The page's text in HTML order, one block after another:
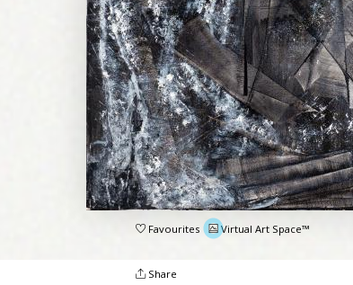
Favourites Virtual Art Space™
Share